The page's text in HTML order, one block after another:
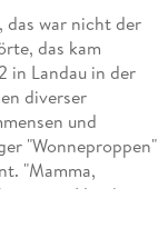
das war nicht der
das kam
in Landau in der
diverser
und
"Wonneproppen"
"Mamma,
einen Hund